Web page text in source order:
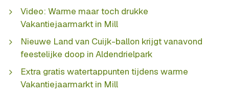
Video: Warme maar toch drukke
Vakantiejaarmarkt in Mill
Nieuwe Land van Cuijk-ballon krijgt vanavond
feestelijke doop in Aldendrielpark
Extra gratis watertappunten tijdens warme
Vakantiejaarmarkt in Mill